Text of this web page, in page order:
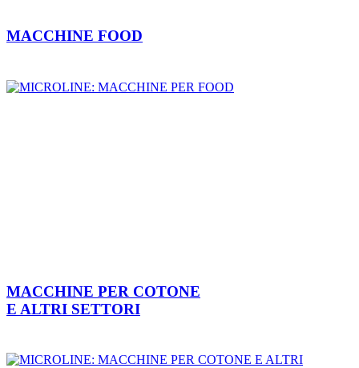
MACCHINE FOOD
MACCHINE PER COTONE
E ALTRI SETTORI